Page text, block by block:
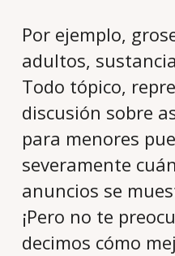
Por ejemplo,
adultos,
Todo tópico,
discusión sobre
para menores
severamente
anuncios se
¡Pero no te
decimos cómo